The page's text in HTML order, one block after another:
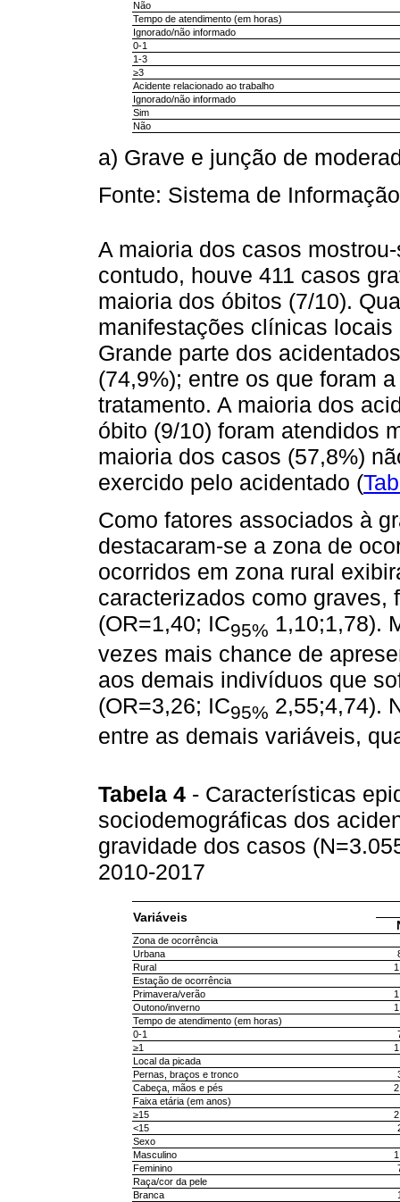
Não
Tempo de atendimento (em horas)
Ignorado/não informado
0-1
1-3
≥3
Acidente relacionado ao trabalho
Ignorado/não informado
Sim
Não
a) Grave e junção de
Fonte: Sistema de
A maioria dos casos
contudo, houve 411 casos
maioria dos óbitos (7/10).
manifestações clínicas
Grande parte dos
(74,9%); entre os que foram
tratamento. A maioria dos
óbito (9/10) foram atendidos
maioria dos casos (57,8%)
exercido pelo acidentado (
Como fatores associados à
destacaram-se a zona de
ocorridos em zona rural
caracterizados como graves,
(OR=1,40; IC95% 1,10;1,78).
vezes mais chance de
aos demais indivíduos que
(OR=3,26; IC95% 2,55;4,74).
entre as demais variáveis,
Tabela 4 - Características
sociodemográficas dos
gravidade dos casos
2010-2017
Variáveis
Zona de ocorrência
Urbana
Rural
Estação de ocorrência
Primavera/verão
Outono/inverno
Tempo de atendimento (em horas)
0-1
≥1
Local da picada
Pernas, braços e tronco
Cabeça, mãos e pés
Faixa etária (em anos)
≥15
<15
Sexo
Masculino
Feminino
Raça/cor da pele
Branca